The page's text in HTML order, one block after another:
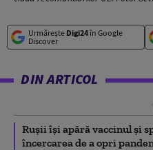
Urmărește Digi24în Google
Discover
DIN ARTICOL
Rușii își apără vaccinul și
încercarea de a opri